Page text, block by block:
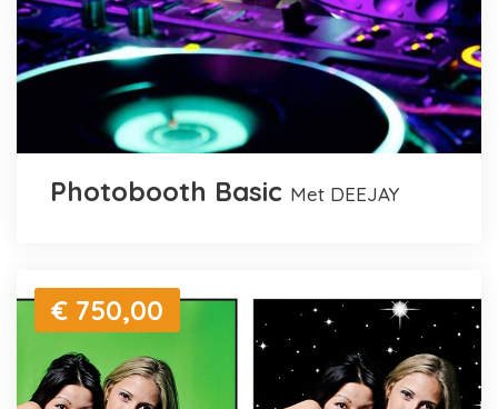
Photobooth Basic met DEEJAY
€ 750,00